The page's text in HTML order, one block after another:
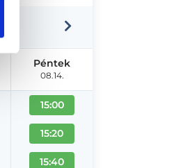
Péntek
08.14.
15:00
15:20
15:40